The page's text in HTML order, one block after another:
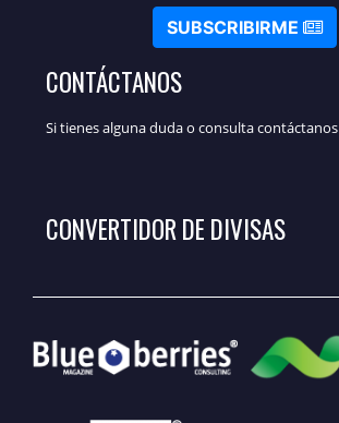
SUBSCRIBIRME
CONTÁCTANOS
Si tienes alguna duda o consulta contáctanos
CONVERTIDOR DE DIVISAS